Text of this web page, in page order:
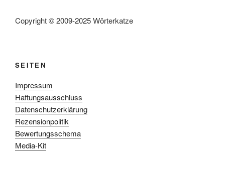
Copyright © 2009-2025 Wörterkatze
SEITEN
Impressum
Haftungsausschluss
Datenschutzerklärung
Rezensionpolitik
Bewertungsschema
Media-Kit